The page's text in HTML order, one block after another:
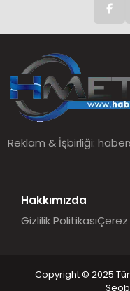
Reklam & İşbirliği:
Hakkımızda
Gizlilik PolitikasıÇerez
Copyright © 2025